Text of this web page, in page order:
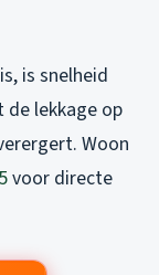
is snelheid
de lekkage op
Woon
voor directe